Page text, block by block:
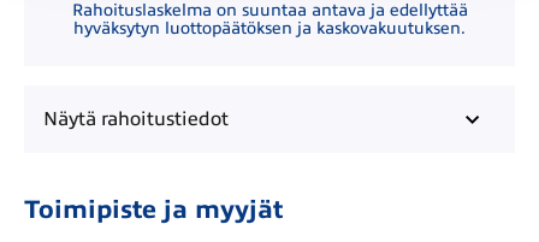
Rahoituslaskelma on suuntaa antava ja edellyttää
hyväksytyn luottopäätöksen ja kaskovakuutuksen.
Näytä rahoitustiedot
Toimipiste ja myyjät